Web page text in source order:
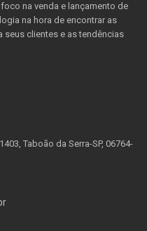
na venda e lançamento de
na hora de encontrar as
clientes e as tendências
Taboão da Serra-SP, 06764-